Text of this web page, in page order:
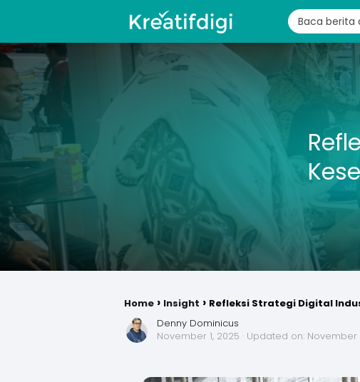
Home Insight
Refleksi Strategi Digital
Denny Dominicus
November 1, 2025 · Updated on: November